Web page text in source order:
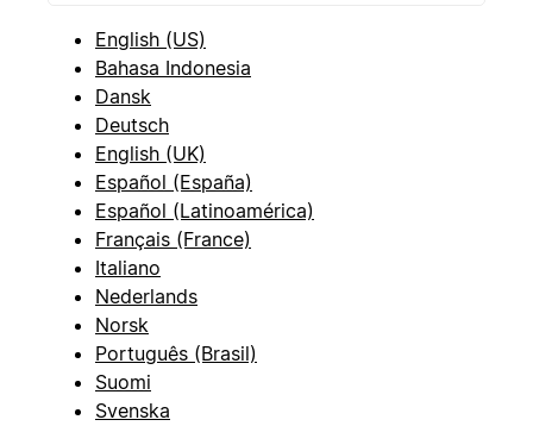
English (US)
Bahasa Indonesia
Dansk
Deutsch
English (UK)
Español (España)
Español (Latinoamérica)
Français (France)
Italiano
Nederlands
Norsk
Português (Brasil)
Suomi
Svenska